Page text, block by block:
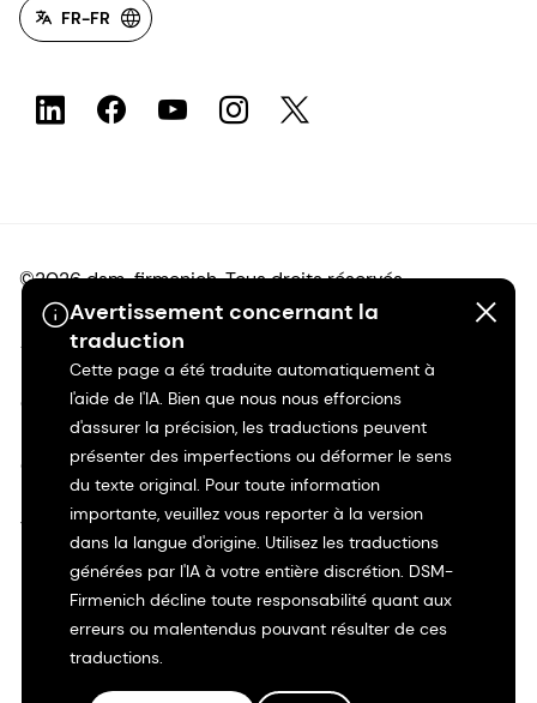
Avertissement concernant la
traduction
Cette page a été traduite automatiquement à
l'aide de l'IA. Bien que nous nous efforcions
d'assurer la précision, les traductions peuvent
présenter des imperfections ou déformer le sens
du texte original. Pour toute information
importante, veuillez vous reporter à la version
dans la langue d'origine. Utilisez les traductions
générées par l'IA à votre entière discrétion. DSM-
Firmenich décline toute responsabilité quant aux
erreurs ou malentendus pouvant résulter de ces
traductions.
FR-FR
©2026 dsm-firmenich. Tous droits réservés.
Avis de confidentialité
Conditions d'utilisation
Conditions d'utilisation
Transparence en Californie
Déclaration d'accessibilité
Informations juridiques